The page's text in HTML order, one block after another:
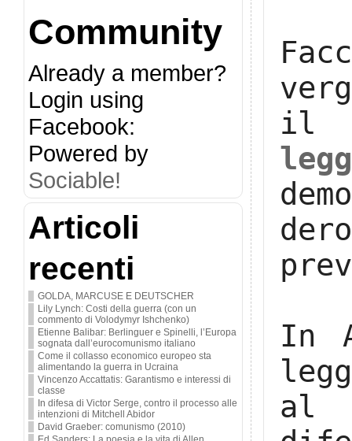
Community
Already a member?
Login using
Facebook:
Powered by
Sociable!
Articoli
recenti
GOLDA, MARCUSE E DEUTSCHER
Lily Lynch: Costi della guerra (con un
commento di Volodymyr Ishchenko)
Etienne Balibar: Berlinguer e Spinelli, l’Europa
sognata dall’eurocomunismo italiano
Come il collasso economico europeo sta
alimentando la guerra in Ucraina
Vincenzo Accattatis: Garantismo e interessi di
classe
In difesa di Victor Serge, contro il processo alle
intenzioni di Mitchell Abidor
David Graeber: comunismo (2010)
il
In
al